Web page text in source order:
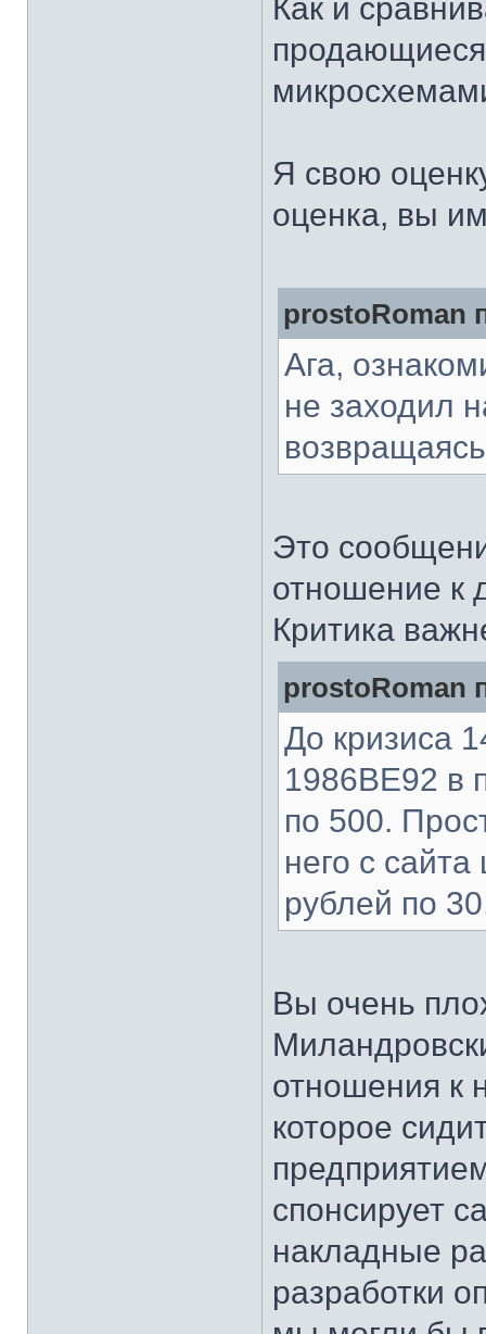
Как и
Я свою
оценка, вы
prostoRoman
Ага,
не заходил
Это
отношение к
Критика
prostoRoman
До кризиса
1986ВЕ92 в
по 500.
него с
рублей по
Вы очень
отношения к
которое
спонсирует
накладные
разработки